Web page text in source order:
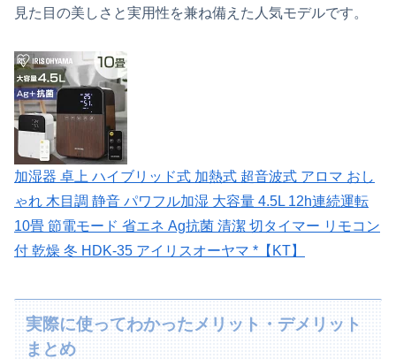
見た目の美しさと実用性を兼ね備えた人気モデルです。
加湿器 卓上 ハイブリッド式 加熱式 超音波式 アロマ おし
ゃれ 木目調 静音 パワフル加湿 大容量 4.5L 12h連続運転
10畳 節電モード 省エネ Ag抗菌 清潔 切タイマー リモコン
付 乾燥 冬 HDK-35 アイリスオーヤマ *【KT】
実際に使ってわかったメリット・デメリット
まとめ